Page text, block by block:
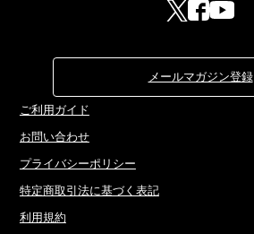
メールマガジン登録
ご利用ガイド
お問い合わせ
プライバシーポリシー
特定商取引法に基づく表記
利用規約